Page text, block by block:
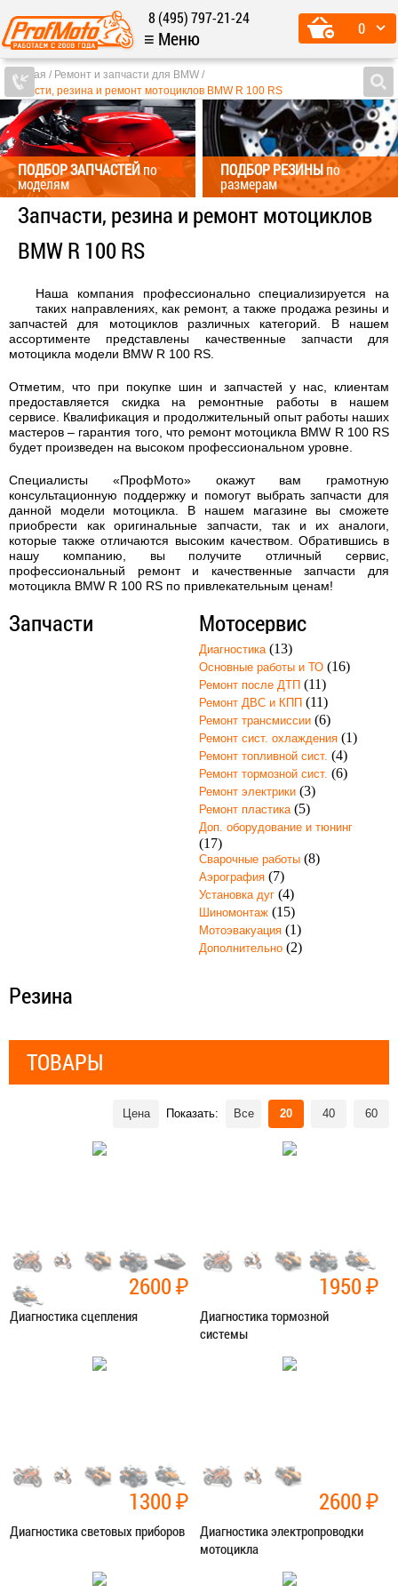
8 (495) 797-21-24
0
≡ Меню
Главная
Ремонт и запчасти для BMW
Запчасти, резина и ремонт мотоциклов BMW R 100 RS
ПОДБОР ЗАПЧАСТЕЙпо
моделям
ПОДБОР РЕЗИНЫпо
размерам
Запчасти, резина и ремонт мотоциклов
BMW R 100 RS
Наша компания профессионально специализируется на
таких направлениях, как ремонт, а также продажа резины и
запчастей для мотоциклов различных категорий. В нашем
ассортименте представлены качественные запчасти для
мотоцикла модели BMW R 100 RS.
Отметим, что при покупке шин и запчастей у нас, клиентам
предоставляется скидка на ремонтные работы в нашем
сервисе. Квалификация и продолжительный опыт работы наших
мастеров – гарантия того, что ремонт мотоцикла BMW R 100 RS
будет произведен на высоком профессиональном уровне.
Специалисты «ПрофМото» окажут вам грамотную
консультационную поддержку и помогут выбрать запчасти для
данной модели мотоцикла. В нашем магазине вы сможете
приобрести как оригинальные запчасти, так и их аналоги,
которые также отличаются высоким качеством. Обратившись в
нашу компанию, вы получите отличный сервис,
профессиональный ремонт и качественные запчасти для
мотоцикла BMW R 100 RS по привлекательным ценам!
Запчасти Мотосервис
Диагностика(13)
Основные работы и ТО(16)
Ремонт после ДТП(11)
Ремонт ДВС и КПП(11)
Ремонт трансмиссии(6)
Ремонт сист. охлаждения(1)
Ремонт топливной сист. (4)
Ремонт тормозной сист. (6)
Ремонт электрики(3)
Ремонт пластика(5)
Доп. оборудование и тюнинг
(17)
Сварочные работы(8)
Аэрография(7)
Установка дуг(4)
Шиномонтаж(15)
Мотоэвакуация(1)
Дополнительно(2)
Резина
ТОВАРЫ
Показать: Все 20 40 60
Цена
2600₽
Диагностика сцепления
Диагностика
1950₽
Диагностика тормозной
системы
Диагностика
1300₽
Диагностика световых приборов
Диагностика
2600₽
Диагностика электропроводки
мотоцикла
Диагностика